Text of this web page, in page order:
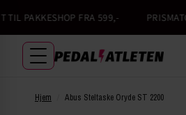
PAKKESHOP FRA 599,- PRISMATCH
Hjem Abus Steltaske Oryde ST 2200